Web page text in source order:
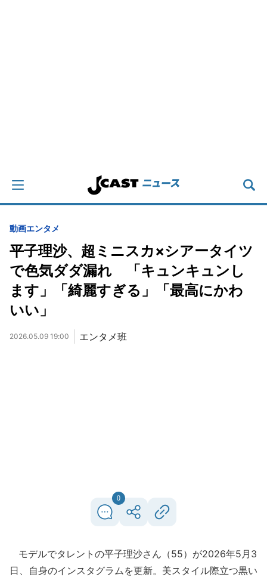
動画エンタメ
平子理沙、超ミニスカ×シアータイツ
で色気ダダ漏れ 「キュンキュンし
ます」「綺麗すぎる」「最高にかわ
いい」
2026.05.09 19:00 エンタメ班
0
モデルでタレントの平子理沙さん（55）が2026年5月3
日、自身のインスタグラムを更新。美スタイル際立つ黒い